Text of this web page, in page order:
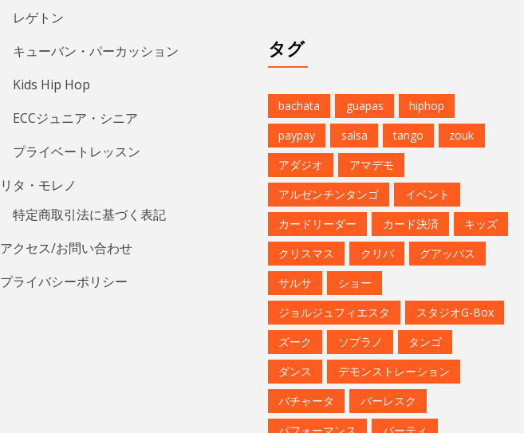
レゲトン
キューバン・パーカッション
Kids Hip Hop
ECCジュニア・シニア
プライベートレッスン
リタ・モレノ
特定商取引法に基づく表記
アクセス/お問い合わせ
プライバシーポリシー
タグ
bachata guapas
hiphop
paypay
salsa tango
zouk
アダジオ
アマデモ
アルゼンチンタンゴ
イベント
カードリーダー
カード決済
キッズ
クリスマス
クリパ
グアッパス
サルサ
ショー
ジョルジュフィエスタ
スタジオG-Box
ズーク
ソプラノ
タンゴ
ダンス
デモンストレーション
バチャータ
バーレスク